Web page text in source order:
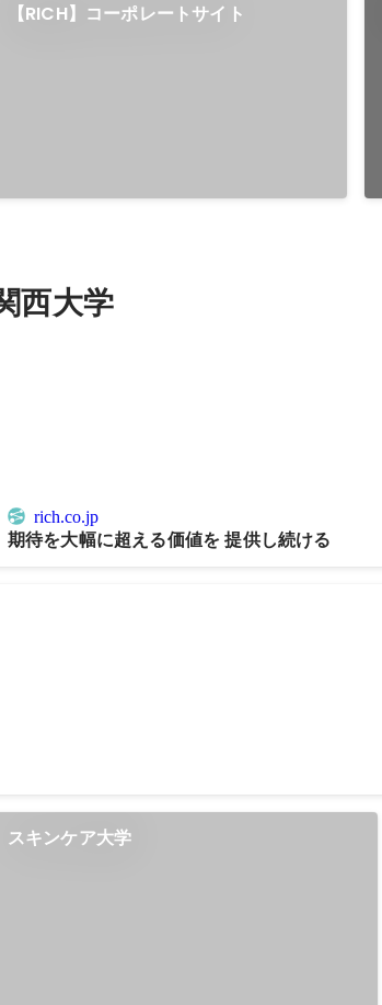
【RICH】コーポレートサイト
西大学
rich.co.jp
期待を大幅に超える価値を 提供し続ける
スキンケア大学